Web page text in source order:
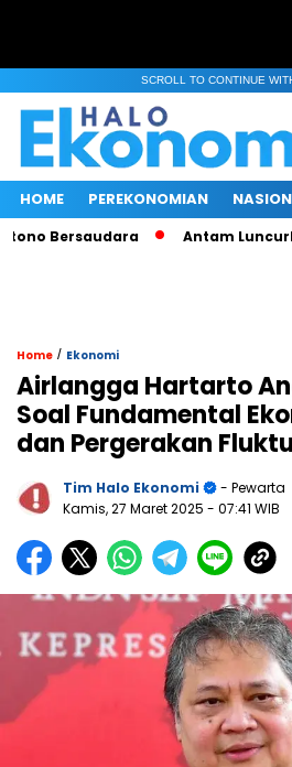
SCROLL TO CONTINUE
HOME PEREKONOMIAN
Bersaudara Antam Luncurkan
Home / Ekonomi
Airlangga Hartarto
Soal Fundamental
dan Pergerakan
Tim Halo Ekonomi
- Pewarta
Kamis, 27 Maret 2025 - 07:41 WIB